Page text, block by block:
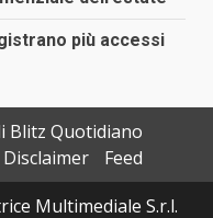
più accessi
Blitz Quotidiano
Disclaimer
Feed
Multimediale S.r.l.